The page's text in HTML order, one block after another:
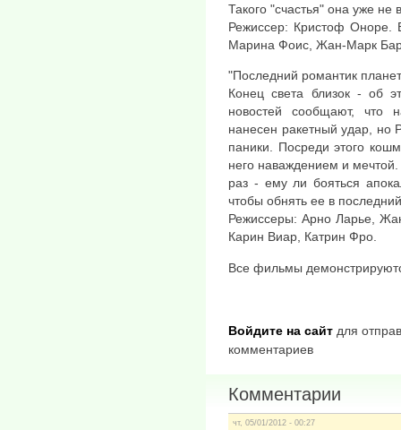
Такого "счастья" она уже не
Режиссер: Кристоф Оноре.
Марина Фоис, Жан-Марк
"Последний романтик
Конец света близок - об
новостей сообщают, что
нанесен ракетный удар, но
паники. Посреди этого
него наваждением и мечтой.
раз - ему ли бояться
чтобы обнять ее в
Режиссеры: Арно Ларье,
Карин Виар, Катрин Фро.
Все фильмы
Войдите на сайт для
комментариев
Комментарии
чт, 05/01/2012 - 00:27